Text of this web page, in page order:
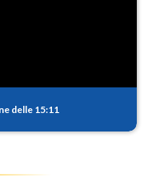
delle 15:11